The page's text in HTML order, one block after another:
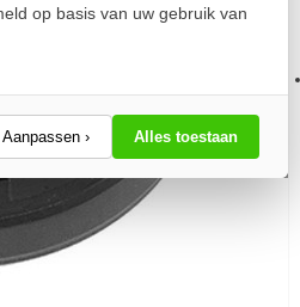
op basis van uw gebruik van
Aanpassen › Alles toestaan